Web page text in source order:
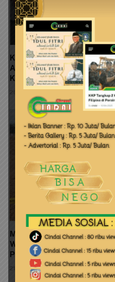
Ketua HNSI Tanjungpinang
Action dan Aksi Massa:
Kasus Penimbunan
28 Juli 2026
Mangrove Ditimbun,
Walikota, Polisi dan
Pelaku Lapangan
21 Juli 2026